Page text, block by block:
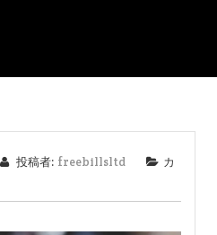
投稿者: freebillsltd
カ